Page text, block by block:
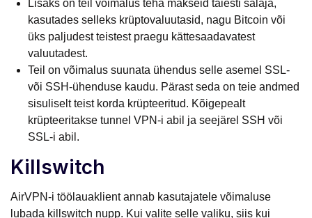
Lisaks on teil võimalus teha makseid täiesti salaja,
kasutades selleks krüptovaluutasid, nagu Bitcoin või
üks paljudest teistest praegu kättesaadavatest
valuutadest.
Teil on võimalus suunata ühendus selle asemel SSL-
või SSH-ühenduse kaudu. Pärast seda on teie andmed
sisuliselt teist korda krüpteeritud. Kõigepealt
krüpteeritakse tunnel VPN-i abil ja seejärel SSH või
SSL-i abil.
Killswitch
AirVPN-i töölauaklient annab kasutajatele võimaluse
lubada killswitch nupp. Kui valite selle valiku, siis kui